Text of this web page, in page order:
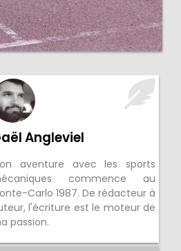
Angleviel
aventure avec les sports
commence au
Carlo 1987. De rédacteur à
l'écriture est le moteur de
passion.